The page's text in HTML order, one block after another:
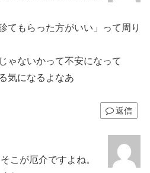
てもらった方がいい」って周り
ゃないかって不安になって
気になるよなあ
返信
こが厄介ですよね。